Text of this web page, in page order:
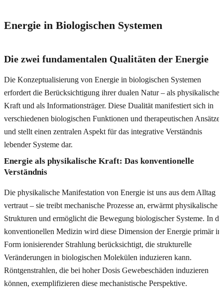
Energie in Biologischen Systemen
Die zwei fundamentalen Qualitäten der Energie
Die Konzeptualisierung von Energie in biologischen Systemen
erfordert die Berücksichtigung ihrer dualen Natur – als physikalische
Kraft und als Informationsträger. Diese Dualität manifestiert sich in
verschiedenen biologischen Funktionen und therapeutischen
und stellt einen zentralen Aspekt für das integrative Verständnis
lebender Systeme dar.
Energie als physikalische Kraft: Das konventionelle
Verständnis
Die physikalische Manifestation von Energie ist uns aus dem Alltag
vertraut – sie treibt mechanische Prozesse an, erwärmt physikalische
Strukturen und ermöglicht die Bewegung biologischer Systeme. In
konventionellen Medizin wird diese Dimension der Energie primär in
Form ionisierender Strahlung berücksichtigt, die strukturelle
Veränderungen in biologischen Molekülen induzieren kann.
Röntgenstrahlen, die bei hoher Dosis Gewebeschäden induzieren
können, exemplifizieren diese mechanistische Perspektive.